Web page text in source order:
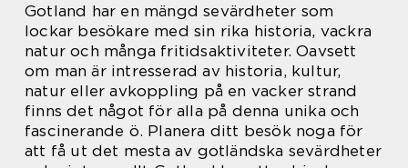
Gotland har en mängd sevärdheter som
lockar besökare med sin rika historia, vackra
natur och många fritidsaktiviteter. Oavsett
om man är intresserad av historia, kultur,
natur eller avkoppling på en vacker strand
finns det något för alla på denna unika och
fascinerande ö. Planera ditt besök noga för
att få ut det mesta av gotländska sevärdheter